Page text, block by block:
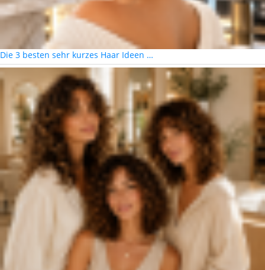
Die 3 besten sehr kurzes Haar Ideen …